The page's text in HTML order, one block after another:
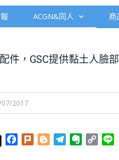
ACGN&同人 商
件，GSC提供黏土人臉
2017
Facebook
Plurk BloggerTelegramEvernote
Copy